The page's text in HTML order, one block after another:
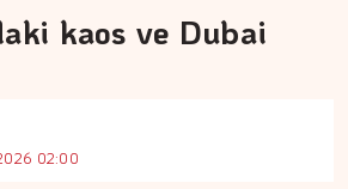
kaos ve Dubai
02:00